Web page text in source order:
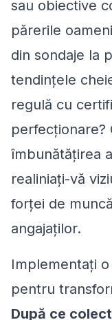
sau obiective
părerile
din sondaje la
tendințele
regulă cu
perfecționare?
îmbunătățirea
realiniați-vă
forței de
angajaților.
Implementați
pentru
După ce